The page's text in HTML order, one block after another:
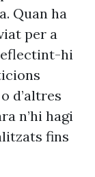
Quan ha
per a
hi
d’altres
n’hi hagi
fins